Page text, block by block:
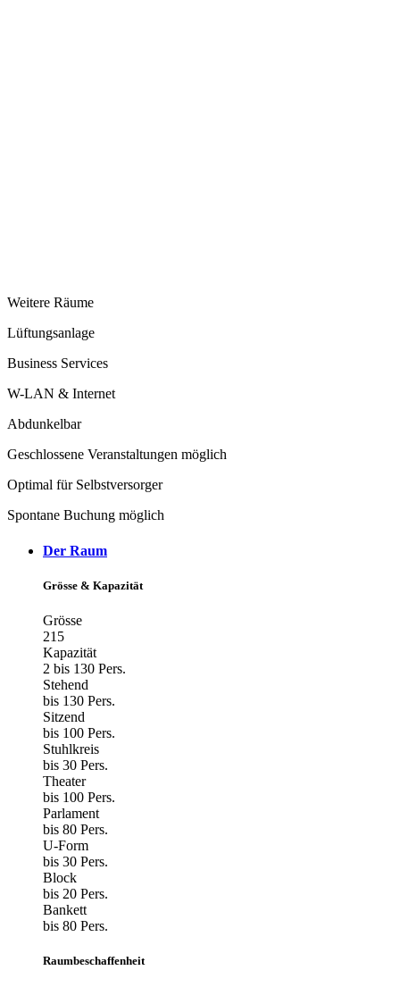
Weitere Räume
Lüftungsanlage
Business Services
W-LAN & Internet
Abdunkelbar
Geschlossene Veranstaltungen möglich
Optimal für Selbstversorger
Spontane Buchung möglich
Der Raum
Grösse & Kapazität
Grösse
215
Kapazität
2 bis 130 Pers.
Stehend
bis 130 Pers.
Sitzend
bis 100 Pers.
Stuhlkreis
bis 30 Pers.
Theater
bis 100 Pers.
Parlament
bis 80 Pers.
U-Form
bis 30 Pers.
Block
bis 20 Pers.
Bankett
bis 80 Pers.
Raumbeschaffenheit